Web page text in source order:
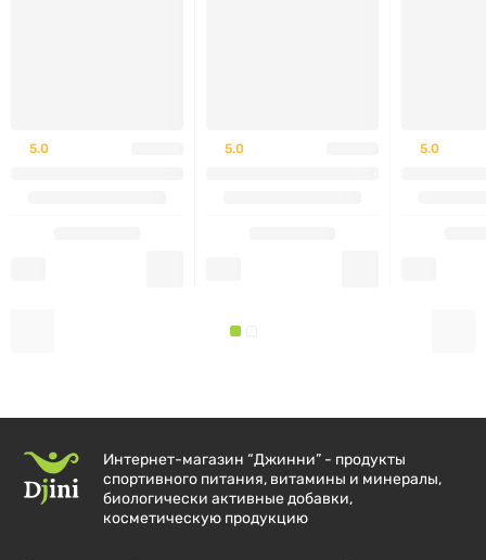
Добавку также не следует принимать людям,
5.0 5.0 5.0
Интернет-магазин “Джинни” - продукты
спортивного питания, витамины и минералы,
биологически активные добавки,
косметическую продукцию